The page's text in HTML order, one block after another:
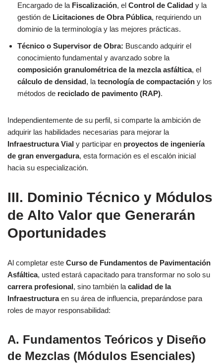
Encargado de la Fiscalización, el Control de Calidad y la
gestión de Licitaciones de Obra Pública, requiriendo un
dominio de la terminología y las mejores prácticas.
Técnico o Supervisor de Obra: Buscando adquirir el
conocimiento fundamental y avanzado sobre la
composición granulométrica de la mezcla asfáltica, el
cálculo de densidad, la tecnología de compactación y los
métodos de reciclado de pavimento (RAP).
Independientemente de su perfil, si comparte la ambición de
adquirir las habilidades necesarias para mejorar la
Infraestructura Vial y participar en proyectos de ingeniería
de gran envergadura, esta formación es el escalón inicial
hacia su especialización.
III. Dominio Técnico y Módulos
de Alto Valor que Generarán
Oportunidades
Al completar este Curso de Fundamentos de Pavimentación
Asfáltica, usted estará capacitado para transformar no solo su
carrera profesional, sino también la calidad de la
Infraestructuraen su área de influencia, preparándose para
roles de mayor responsabilidad:
A. Fundamentos Teóricos y Diseño
de Mezclas (Módulos Esenciales)